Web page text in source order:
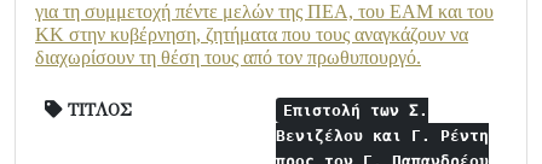
για τη συμμετοχή πέντε μελών της ΠΕΑ, του ΕΑΜ και του
ΚΚ στην κυβέρνηση, ζητήματα που τους αναγκάζουν να
διαχωρίσουν τη θέση τους από τον πρωθυπουργό.
ΤΙΤΛΟΣ
Επιστολή των Σ.
Βενιζέλου και Γ. Ρέντη